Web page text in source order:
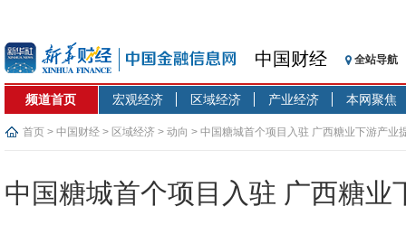
中国财经 全站导航
频道首页 宏观经济 区域经济 产业经济 本网聚焦
首页 > 中国财经 > 区域经济 > 动向 > 中国糖城首个项目入驻 广西糖业下游产业
中国糖城首个项目入驻 广西糖业